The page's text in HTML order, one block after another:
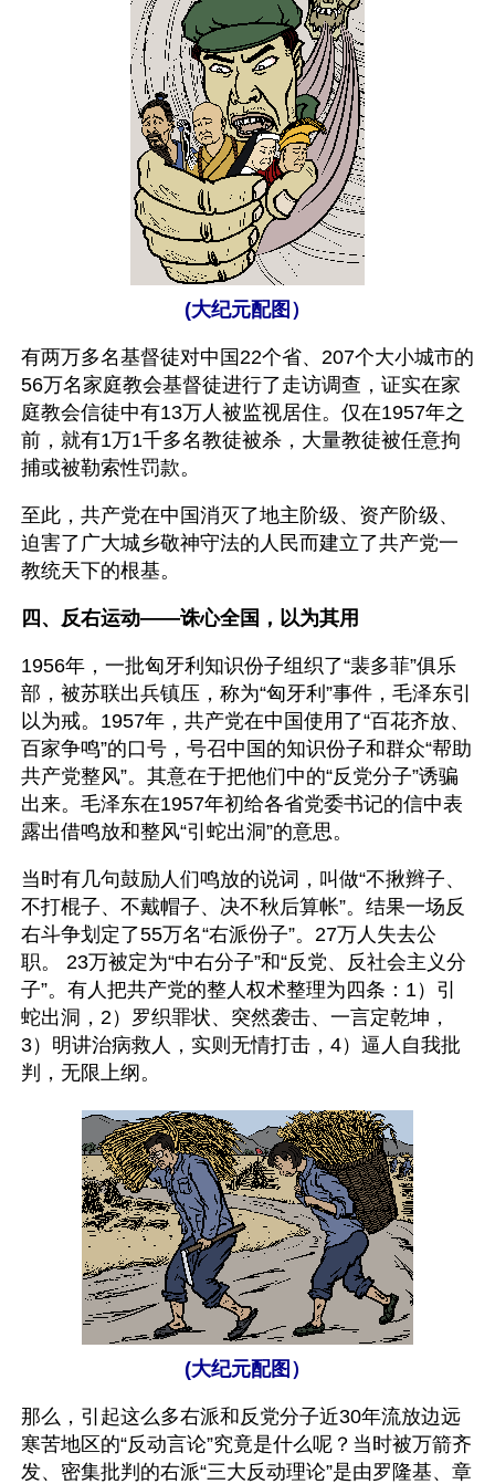
(大纪元配图）
有两万多名基督徒对中国22个省、207个大小城市的
56万名家庭教会基督徒进行了走访调查，证实在家
庭教会信徒中有13万人被监视居住。仅在1957年之
前，就有1万1千多名教徒被杀，大量教徒被任意拘
捕或被勒索性罚款。
至此，共产党在中国消灭了地主阶级、资产阶级、
迫害了广大城乡敬神守法的人民而建立了共产党一
教统天下的根基。
四、反右运动——诛心全国，以为其用
1956年，一批匈牙利知识份子组织了“裴多菲”俱乐
部，被苏联出兵镇压，称为“匈牙利”事件，毛泽东引
以为戒。1957年，共产党在中国使用了“百花齐放、
百家争鸣”的口号，号召中国的知识份子和群众“帮助
共产党整风”。其意在于把他们中的“反党分子”诱骗
出来。毛泽东在1957年初给各省党委书记的信中表
露出借鸣放和整风“引蛇出洞”的意思。
当时有几句鼓励人们鸣放的说词，叫做“不揪辫子、
不打棍子、不戴帽子、决不秋后算帐”。结果一场反
右斗争划定了55万名“右派份子”。27万人失去公
职。 23万被定为“中右分子”和“反党、反社会主义分
子”。有人把共产党的整人权术整理为四条：1）引
蛇出洞，2）罗织罪状、突然袭击、一言定乾坤，
3）明讲治病救人，实则无情打击，4）逼人自我批
判，无限上纲。
(大纪元配图）
那么，引起这么多右派和反党分子近30年流放边远
寒苦地区的“反动言论”究竟是什么呢？当时被万箭齐
发、密集批判的右派“三大反动理论”是由罗隆基、章